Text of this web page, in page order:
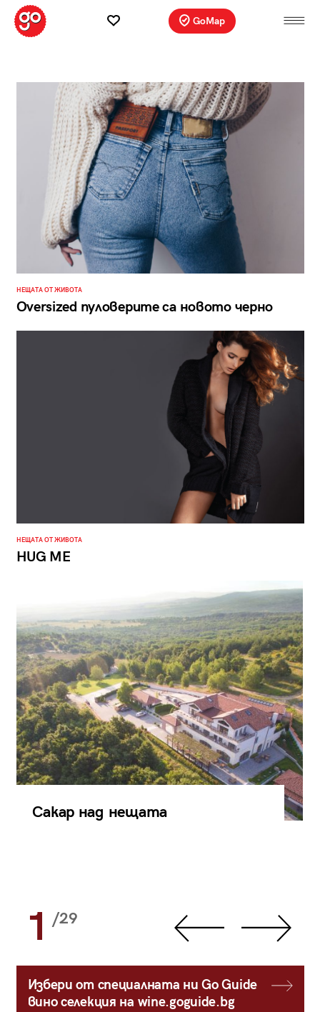
GoMap
НЕЩАТА ОТ ЖИВОТА
Oversized пуловерите са новото черно
НЕЩАТА ОТ ЖИВОТА
HUG ME
Сакар над нещата
1 /29
Избери от специалната ни Go Guide
вино селекция на wine.goguide.bg